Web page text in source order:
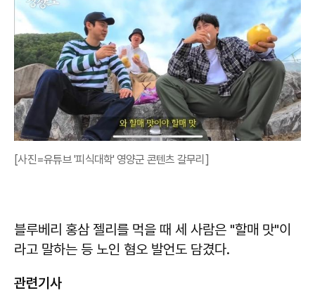
[사진=유튜브 '피식대학' 영양군 콘텐츠 갈무리]
블루베리 홍삼 젤리를 먹을 때 세 사람은 "할매 맛"이
라고 말하는 등 노인 혐오 발언도 담겼다.
관련기사